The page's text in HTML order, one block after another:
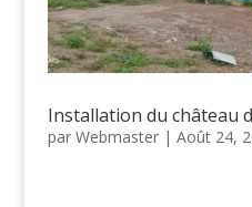
Installation du château
par Webmaster| Août 24,